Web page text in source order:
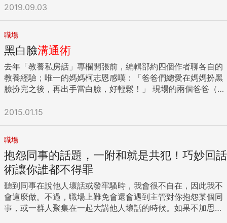
題（Theme）開門見山地告知主題。例如：「接著要說明的是
幾個。例如：「想表達的要點有三」、「重點有二」。 【步驟
三】告知要點．結論（Point）告知想要表達的重點．要點。例
如：「就結論而言，我想表達的就是××。」 【步驟四】告知
結論正確的理由（Reason）例如：「（就結論而言，我想表達
的就是××。）理由為○○。」 【步驟五】列舉具體事例
（Examlpe）提出佐證「結論」的具體事例。例如：「比方
六】再次重申要點．結論，做出總結（Point）最後再次重申
「要點．結論」。例如：「基於此故，本次我想表達的就是
××。」 以上就是讓表達內容淺顯易懂的公式「TNPREP法
則」。 將各個步驟（主題、個數、要點．結論、理由、具體事
例、要點．結論）以英文表示，然後取字首列出，就是
「TNPREP」的命名由來。 務必從「究竟要談什麼」說起 為了
能言簡意賅，而且淺顯易懂地進行表達，絕不能忽略的就是
「告知主題」（究竟要談什麼？）。 凡事都得事先告知主題。
常聽人說「先說結論」。然而，要是真的先從結論說起，有時
2019.09.03
職場
黑白臉溝通術
去年「教養私房話」專欄開張前，編輯部約四個作者聊各自的
教養經驗；唯一的媽媽柯志恩感嘆：「爸爸們總愛在媽媽扮黑
臉扮完之後，再出手當白臉，好輕鬆！」 現場的兩個爸爸（小
認識的所有家庭都是「慈父嚴母」。 扮白臉其實比扮黑臉困難
從，時間一久，他們甚至會比較爸媽誰好、誰不好，間接造成
夫妻爭執。 女兒在青春期的時候，在學校功課壓力很大；回到
家，媽媽像跳針的唱盤，反覆嘮叨：「衣服亂丟、被子不摺、
浴室的頭髮沒撿乾淨⋯⋯，」結果母女雙方變臉，家裡氣氛很
差。 在衝突發生的當下，雙方都在氣頭上，當白臉的說再多好
話都無效，最好是帶小孩跳出火線，轉移注意力。等小孩平靜
以後，再解釋媽媽為什麼會這麼做：「因為大人的壓力沒辦法
2015.01.15
職場
抱怨同事的話題，一附和就是共犯！巧妙回話
術讓你誰都不得罪
聽到同事在說他人壞話或發牢騷時，我會很不自在，因此我不
會這麼做。不過，職場上難免會還會遇到主管對你抱怨某個同
事，或一群人聚集在一起大講他人壞話的時候。如果不加思索